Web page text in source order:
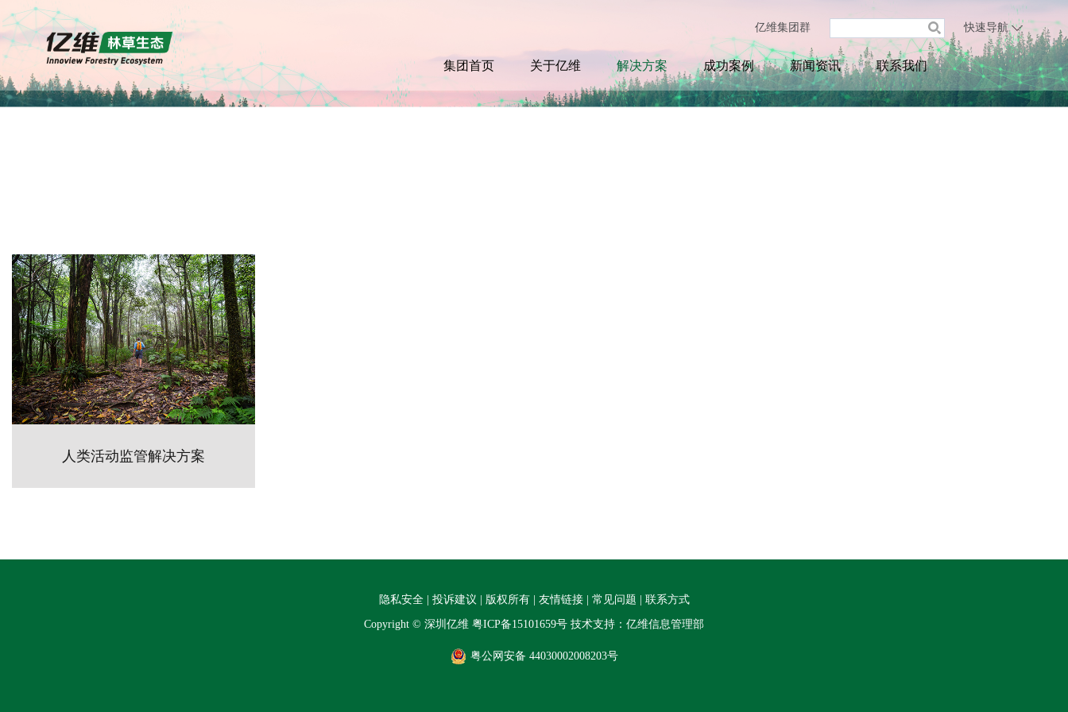
亿维集团群 快速导航
集团首页 关于亿维 解决方案 成功案例 新闻资讯 联系我们
人类活动监管解决方案
隐私安全 投诉建议 版权所有 友情链接 常见问题 联系方式
Copyright © 深圳亿维 粤ICP备15101659号 技术支持：亿维信息管理部
粤公网安备 44030002008203号